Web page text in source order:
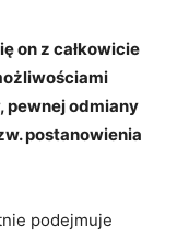
on z całkowicie
pewnej odmiany
postanowienia
podejmuje